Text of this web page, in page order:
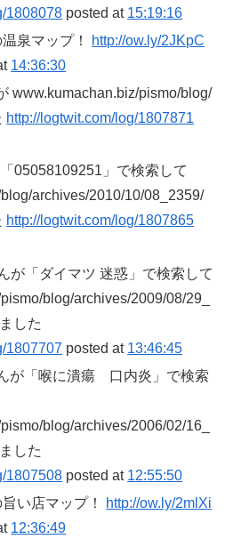
1808078 posted at 15:19:16
泉マップ！
http://ow.ly/2JKpC
14:36:30
www.kumachan.biz/pismo/blog/
http://logtwit.com/log/1807871
05058109251」で検索して
archives/2010/10/08_2359/
http://logtwit.com/log/1807865
が「ダイマツ 迷惑」で検索して
blog/archives/2009/08/29_
した
1807707 posted at 13:46:45
が「喉に潰瘍 口内炎」で検索
blog/archives/2006/02/16_
した
1807508 posted at 12:55:50
い店マップ！
http://ow.ly/2mlXi
12:36:49